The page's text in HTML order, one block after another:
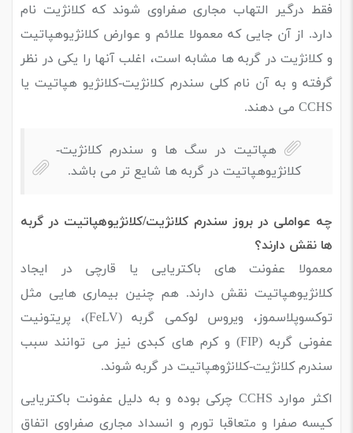
فقط درگیر التهاب مجاری صفراوی شوند که کلانژیت نام
دارد. از آن جایی که معمولا علائم و عوارض کلانژیوهپاتیت
و کلانژیت در گربه ها مشابه است، اغلب آنها را یکی در نظر
گرفته و به آن نام کلی سندرم کلانژیت-کلانژیو هپاتیت یا
CCHS می دهند.
هپاتیت در سگ ها و سندرم کلانژیت-
کلانژیوهپاتیت در گربه ها شایع تر می باشد.
چه عواملی در بروز سندرم کلانژیت/کلانژیوهپاتیت در گربه
ها نقش دارند؟
معمولا عفونت های باکتریایی یا قارچی در ایجاد
کلانژیوهپاتیت نقش دارند. هم چنین بیماری هایی مثل
توکسوپلاسموز، ویروس لوکمی گربه (FeLV)، پریتونیت
عفونی گربه (FIP) و کرم های کبدی نیز می توانند سبب
سندرم کلانژیت-کلانژوهپاتیت در گربه شوند.
اکثر موارد CCHS چرکی بوده و به دلیل عفونت باکتریایی
کیسه صفرا و متعاقبا تورم و انسداد مجاری صفراوی اتفاق